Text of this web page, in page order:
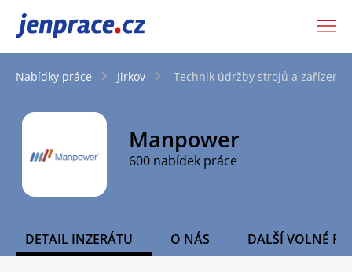
JenPráce.cz
Nabídky práce Jirkov Technik údržby strojů a zařízení
Manpower
600 nabídek práce
DETAIL INZERÁTU O NÁS DALŠÍ VOLNÉ